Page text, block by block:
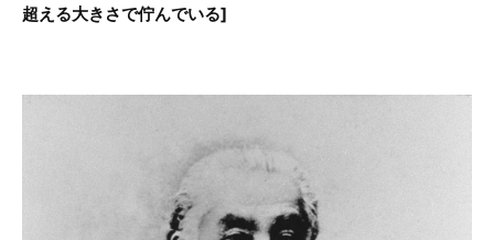
超える大きさで佇んでいる]